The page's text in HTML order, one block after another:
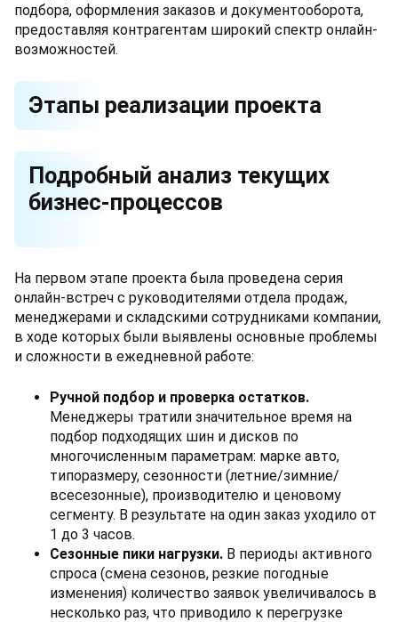
подбора, оформления заказов и документооборота,
предоставляя контрагентам широкий спектр онлайн-
возможностей.
Этапы реализации проекта
Подробный анализ текущих
бизнес-процессов
На первом этапе проекта была проведена серия
онлайн-встреч с руководителями отдела продаж,
менеджерами и складскими сотрудниками компании,
в ходе которых были выявлены основные проблемы
и сложности в ежедневной работе:
Ручной подбор и проверка остатков.
Менеджеры тратили значительное время на
подбор подходящих шин и дисков по
многочисленным параметрам: марке авто,
типоразмеру, сезонности (летние/зимние/
всесезонные), производителю и ценовому
сегменту. В результате на один заказ уходило от
1 до 3 часов.
Сезонные пики нагрузки. В периоды активного
спроса (смена сезонов, резкие погодные
изменения) количество заявок увеличивалось в
несколько раз, что приводило к перегрузке